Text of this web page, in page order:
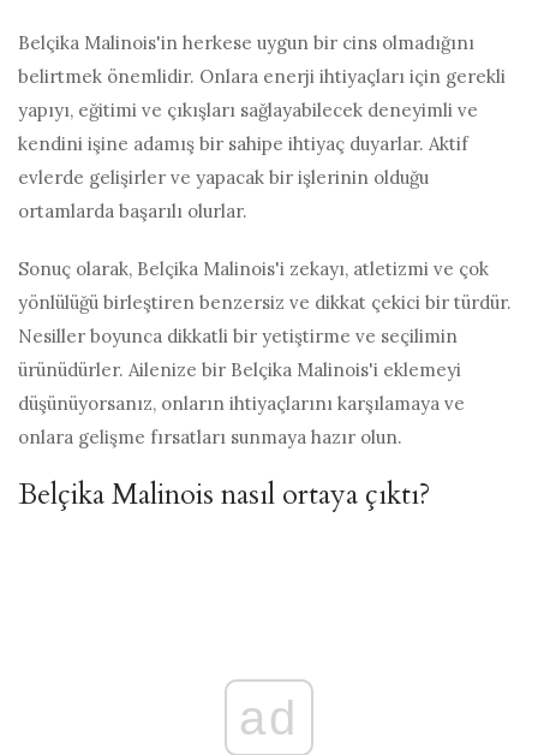
Belçika Malinois'in herkese uygun bir cins olmadığını
belirtmek önemlidir. Onlara enerji ihtiyaçları için gerekli
yapıyı, eğitimi ve çıkışları sağlayabilecek deneyimli ve
kendini işine adamış bir sahipe ihtiyaç duyarlar. Aktif
evlerde gelişirler ve yapacak bir işlerinin olduğu
ortamlarda başarılı olurlar.
Sonuç olarak, Belçika Malinois'i zekayı, atletizmi ve çok
yönlülüğü birleştiren benzersiz ve dikkat çekici bir türdür.
Nesiller boyunca dikkatli bir yetiştirme ve seçilimin
ürünüdürler. Ailenize bir Belçika Malinois'i eklemeyi
düşünüyorsanız, onların ihtiyaçlarını karşılamaya ve
onlara gelişme fırsatları sunmaya hazır olun.
Belçika Malinois nasıl ortaya çıktı?
ad